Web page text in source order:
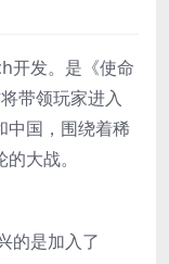
开发。是《使命
带领玩家进入
国，围绕着稀
大战。
是加入了